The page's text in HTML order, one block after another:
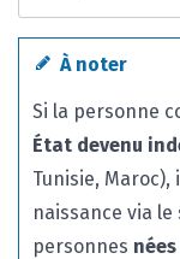
À noter
Si la personne
État devenu
Tunisie,
naissance via
personnes